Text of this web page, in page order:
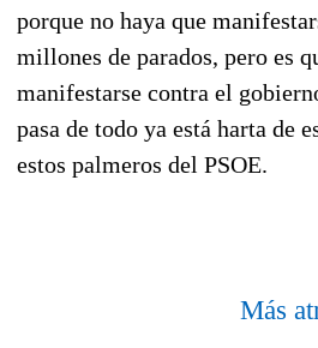
porque no haya que
millones de parados, pero es
manifestarse contra el
pasa de todo ya está harta de
estos palmeros del PSOE.
Más